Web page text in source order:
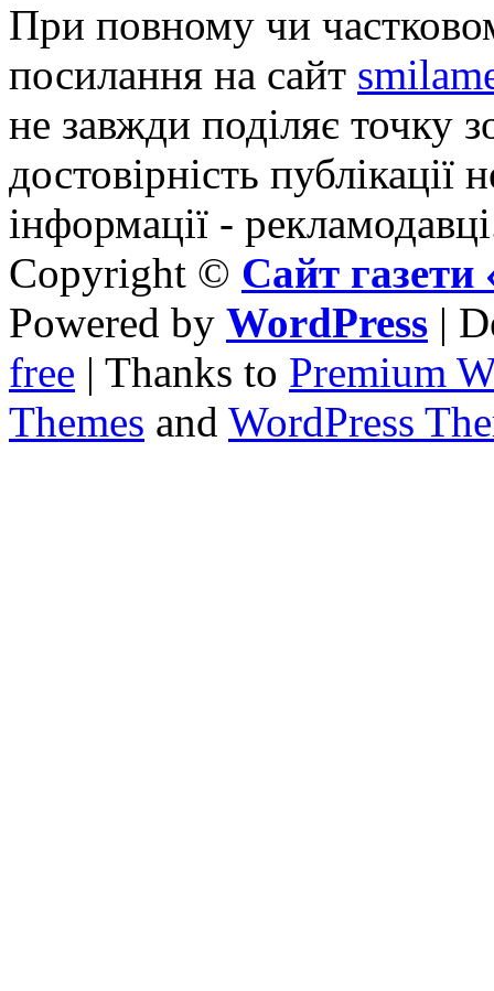
При повному чи
посилання на сайт
не завжди поділяє точку
достовірність публікації
інформації -
Copyright © Сайт
Powered by WordPress |
free | Thanks to Premium
Themes and WordPress